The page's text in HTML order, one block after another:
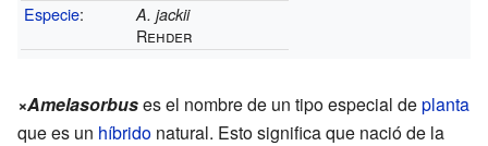
Especie: A. jackii
Rehder
×Amelasorbuses el nombre de un tipo especial deplanta
que es un híbrido natural. Esto significa que nació de la